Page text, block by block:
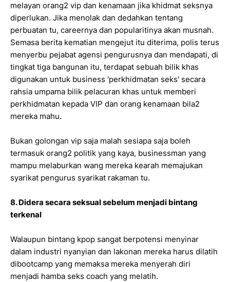
melayan orang2 vip dan kenamaan jika khidmat seksnya
diperlukan. Jika menolak dan dedahkan tentang
perbuatan tu, careernya dan popularitinya akan musnah.
Semasa berita kematian mengejut itu diterima, polis terus
menyerbu pejabat agensi pengurusnya dan mendapati, di
tingkat tiga bangunan itu, terdapat sebuah bilik khas
digunakan untuk business 'perkhidmatan seks' secara
rahsia umpama bilik pelacuran khas untuk memberi
perkhidmatan kepada VIP dan orang kenamaan bila2
mereka mahu.
Bukan golongan vip saja malah sesiapa saja boleh
termasuk orang2 politik yang kaya, businessman yang
mampu melaburkan wang mereka kearah memajukan
syarikat pengurus syarikat rakaman tu.
8. Didera secara seksual sebelum menjadi bintang
terkenal
Walaupun bintang kpop sangat berpotensi menyinar
dalam industri nyanyian dan lakonan mereka harus dilatih
dibootcamp yang memaksa mereka menyerah diri
menjadi hamba seks coach yang melatih.